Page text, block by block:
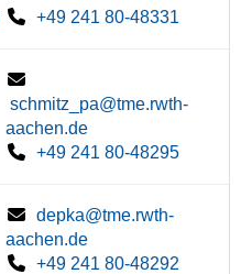
+49 241 80-48331
schmitz_pa@tme.rwth-
aachen.de
+49 241 80-48295
depka@tme.rwth-
aachen.de
+49 241 80-48292